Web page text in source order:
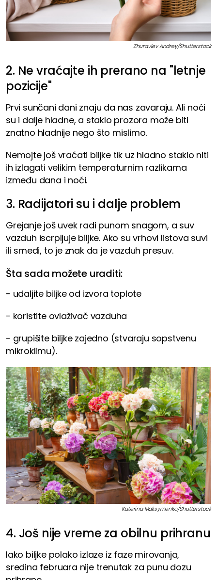
Zhuravlev Andrey/Shutterstock
2. Ne vraćajte ih prerano na "letnje
pozicije"
Prvi sunčani dani znaju da nas zavaraju. Ali noći
su i dalje hladne, a staklo prozora može biti
znatno hladnije nego što mislimo.
Nemojte još vraćati biljke tik uz hladno staklo niti
ih izlagati velikim temperaturnim razlikama
između dana i noći.
3. Radijatori su i dalje problem
Grejanje još uvek radi punom snagom, a suv
vazduh iscrpljuje biljke. Ako su vrhovi listova suvi
ili smeđi, to je znak da je vazduh presuv.
Šta sada možete uraditi:
- udaljite biljke od izvora toplote
- koristite ovlaživač vazduha
- grupišite biljke zajedno (stvaraju sopstvenu
mikroklimu).
Katerina Maksymenko/Shutterstock
4. Još nije vreme za obilnu prihranu
Iako biljke polako izlaze iz faze mirovanja,
sredina februara nije trenutak za punu dozu